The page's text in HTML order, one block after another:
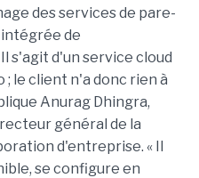
des services de pare-
de
s'agit d'un service cloud
le client n'a donc rien à
Anurag Dhingra,
général de la
d'entreprise. « Il
se configure en